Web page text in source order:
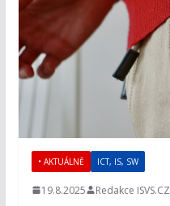
• AKTUÁLNĚ ICT, IS, SW
19.8.2025 Redakce ISVS.CZ